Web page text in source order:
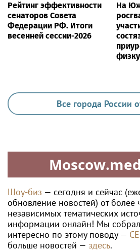
Рейтинг эффективности
сенаторов Совета
Федерации РФ. Итоги
весенней сессии-2026
На
Все города России
Шоу-биз — сегодня и сейчас
обновление новостей) от
независимых тематических
информации онлайн! Мы
интересно по этому поводу —
больше новостей — здесь.